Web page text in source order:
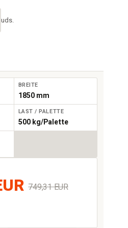
uds.
BREITE
1850 mm
LAST / PALETTE
500 kg/Palette
749,31 EUR